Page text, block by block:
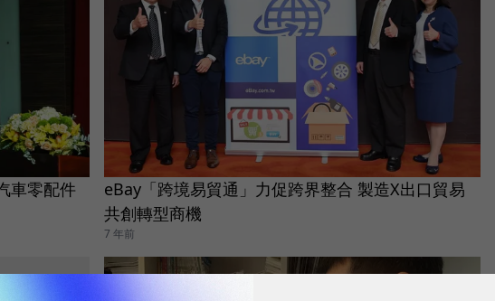
車零配件
eBay「跨境易貿通」力促跨界整合 製造X出口貿易
共創轉型商機
7 年前